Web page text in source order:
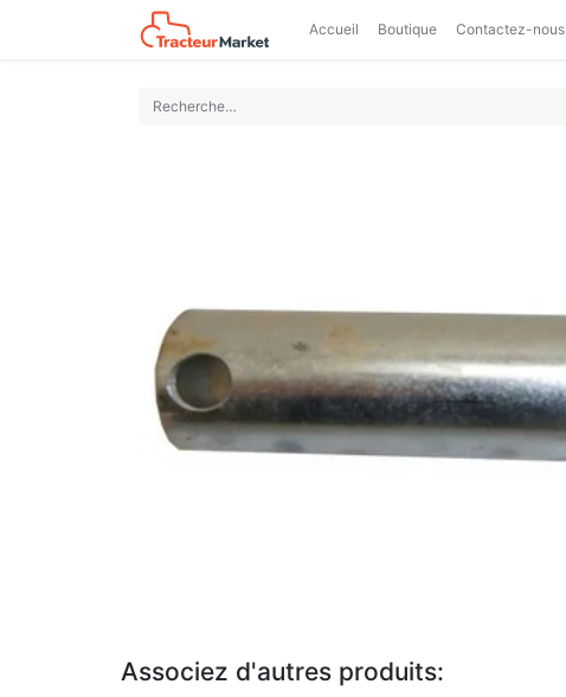
Accueil Boutique Contactez-nous
Associez d'autres produits: